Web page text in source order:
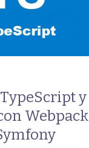
y
Webpack